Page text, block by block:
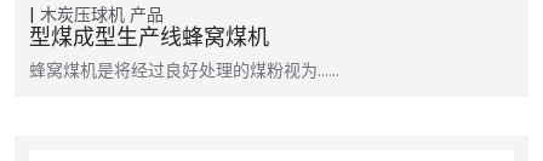
木炭压球机 产品
型煤成型生产线蜂窝煤机
蜂窝煤机是将经过良好处理的煤粉视为……